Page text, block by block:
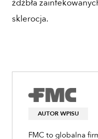
źdźbła
sklerocja.
AUTOR WPISU
FMC to globalna